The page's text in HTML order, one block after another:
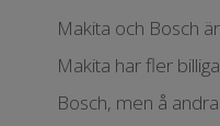
Makita och Bosch
Makita har fler
Bosch, men å